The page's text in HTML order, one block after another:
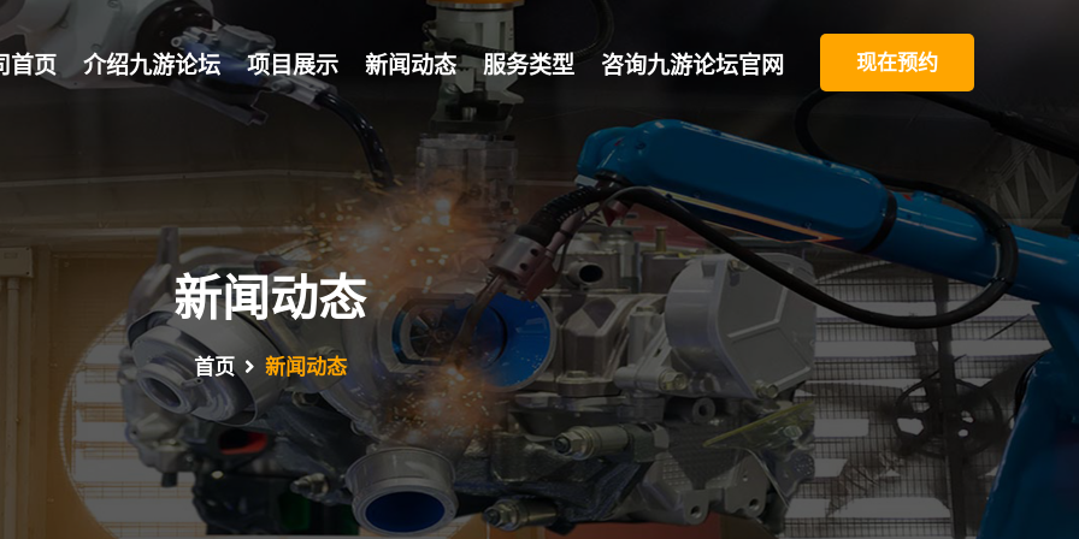
首页 介绍九游论坛 项目展示 新闻动态 服务类型 咨询九游论坛官网 现在预约
新闻动态
首页 新闻动态